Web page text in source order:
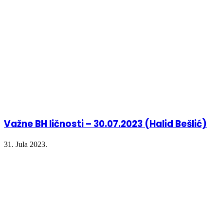
Važne BH ličnosti – 30.07.2023 (Halid Bešlić)
31. Jula 2023.